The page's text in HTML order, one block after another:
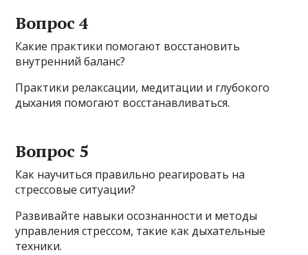
Вопрос 4
Какие практики помогают восстановить
внутренний баланс?
Практики релаксации, медитации и глубокого
дыхания помогают восстанавливаться.
Вопрос 5
Как научиться правильно реагировать на
стрессовые ситуации?
Развивайте навыки осознанности и методы
управления стрессом, такие как дыхательные
техники.